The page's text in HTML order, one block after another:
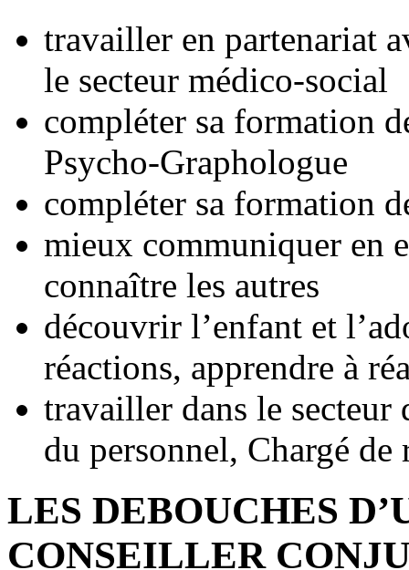
travailler en partenariat
le secteur médico-social
compléter sa formation
Psycho-Graphologue
compléter sa formation
mieux communiquer en
connaître les autres
découvrir l’enfant et
réactions, apprendre à
travailler dans le secteur
du personnel, Chargé
LES DEBOUCHES
CONSEILLER